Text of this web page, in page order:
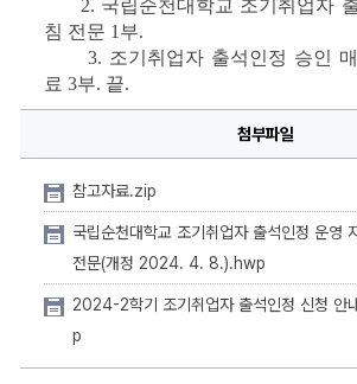
2. 국립순천대학교 조기취업자
침 전문 1 부.
3. 조기취업자 출석인정 승인
료 3부. 끝.
첨부파일
참고자료.zip
국립순천대학교 조기취업자 출석인정 운영
전문(개정 2024. 4. 8.).hwp
2024-2학기 조기취업자 출석인정 신청 안
p